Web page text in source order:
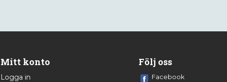
Mitt konto
Logga in
Följ oss
Facebook